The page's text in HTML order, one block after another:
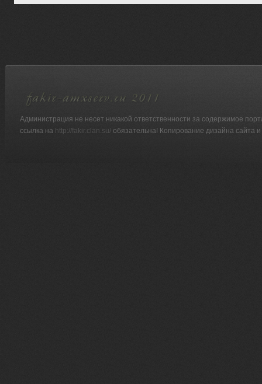
Администрация не несет никакой ответственности за содержимое
ссылка на http://fakir.clan.su/ обязательна! Копирование дизайна сайта